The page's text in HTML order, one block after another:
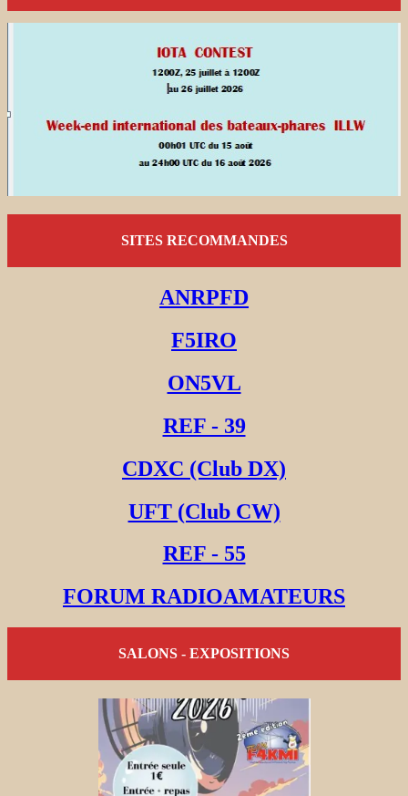
SITES RECOMMANDES
ANRPFD
F5IRO
ON5VL
REF - 39
CDXC (Club DX)
UFT (Club CW)
REF - 55
FORUM RADIOAMATEURS
SALONS - EXPOSITIONS